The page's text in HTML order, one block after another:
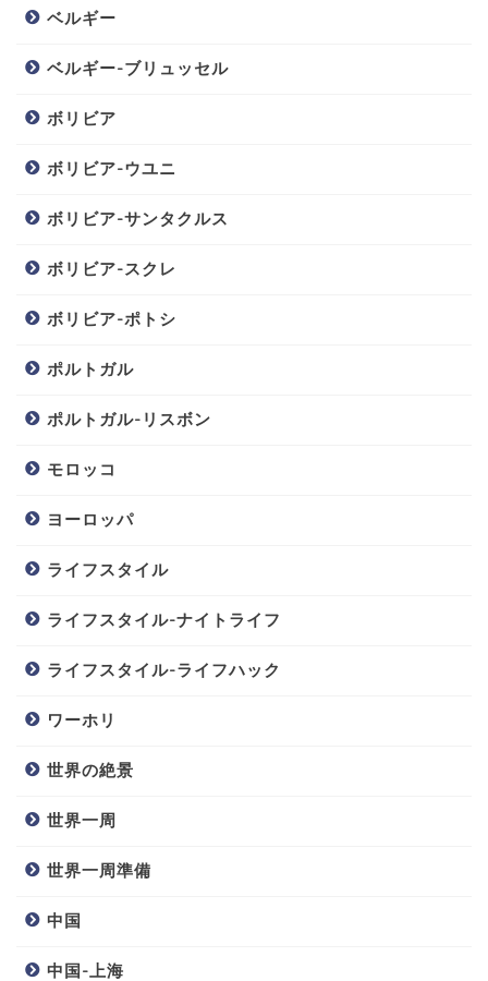
ベルギー
ベルギー-ブリュッセル
ボリビア
ボリビア-ウユニ
ボリビア-サンタクルス
ボリビア-スクレ
ボリビア-ポトシ
ポルトガル
ポルトガル-リスボン
モロッコ
ヨーロッパ
ライフスタイル
ライフスタイル-ナイトライフ
ライフスタイル-ライフハック
ワーホリ
世界の絶景
世界一周
世界一周準備
中国
中国-上海